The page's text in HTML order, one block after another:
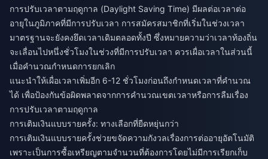
การปรับเวลาตามฤดูกาล (Daylight Saving Time) มีผลต่อเวลาต่อ
อายุในภูมิภาคที่มีการปรับเวลา การสมัครสมาชิกที่เริ่มในช่วงเวลา
มาตรฐานจะยังคงยึดเวลาเดิมตลอดทั้งปี ซึ่งหมายความว่าเวลาท้องถิ่น
จะเลื่อนไปหนึ่งชั่วโมงในช่วงที่มีการปรับเวลา ควรเผื่อเวลาในส่วนนี้
เมื่อคำนวณกำหนดการยกเลิก
แนะนำให้เผื่อเวลาเพิ่มอีก 6-12 ชั่วโมงก่อนถึงกำหนดเวลาที่คำนวณ
ได้ เพื่อป้องกันข้อผิดพลาดจากการคำนวณเขตเวลาหรือการลืมเรื่อง
การปรับเวลาตามฤดูกาล
การเติมเงินแบบรายครั้ง: ทางเลือกที่ยืดหยุ่นกว่า
การเติมเงินแบบรายครั้งช่วยขจัดความกังวลเรื่องการต่ออายุอัตโนมัติ
เพราะเป็นการซื้อเหรียญตามจำนวนที่ต้องการโดยไม่มีการเรียกเก็บ